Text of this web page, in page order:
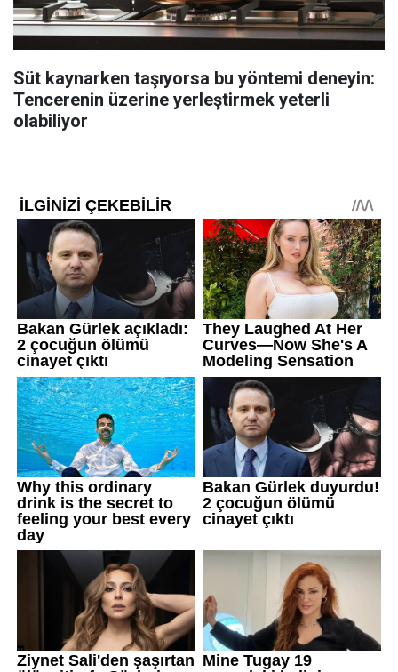
Süt kaynarken taşıyorsa bu yöntemi deneyin:
Tencerenin üzerine yerleştirmek yeterli
olabiliyor